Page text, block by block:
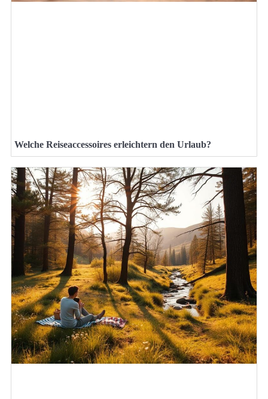
Welche Reiseaccessoires erleichtern den Urlaub?